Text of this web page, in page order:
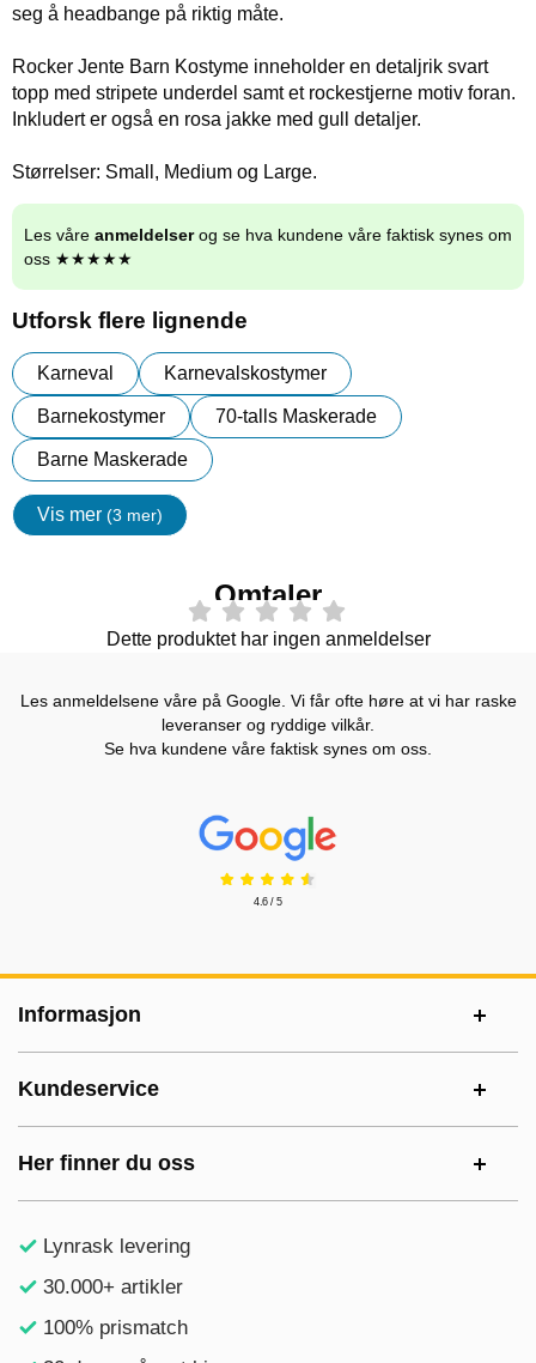
seg å headbange på riktig måte.
Rocker Jente Barn Kostyme inneholder en detaljrik svart
topp med stripete underdel samt et rockestjerne motiv foran.
Inkludert er også en rosa jakke med gull detaljer.
Størrelser: Small, Medium og Large.
Les våre anmeldelserog se hva kundene våre faktisk synes om
oss ★★★★★
Utforsk flere lignende
Karneval Karnevalskostymer
Barnekostymer 70-talls Maskerade
Barne Maskerade
Vis mer (3 mer)
egenskaper
Omtaler
Dette produktet har ingen anmeldelser
Les anmeldelsene våre på Google. Vi får ofte høre at vi har raske
leveranser og ryddige vilkår.
Se hva kundene våre faktisk synes om oss.
Prisjakt Vurdering: 4.6 Stjerne
4.6 / 5
Informasjon
Kundeservice
Her finner du oss
Lynrask levering
30.000+ artikler
100% prismatch